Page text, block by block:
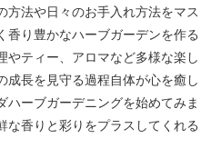
方法や日々のお手入れ方法をマス
香り豊かなハーブガーデンを作る
やティー、アロマなど多様な楽し
長を見守る過程自体が心を癒し
ハーブガーデニングを始めてみま
香りと彩りをプラスしてくれる